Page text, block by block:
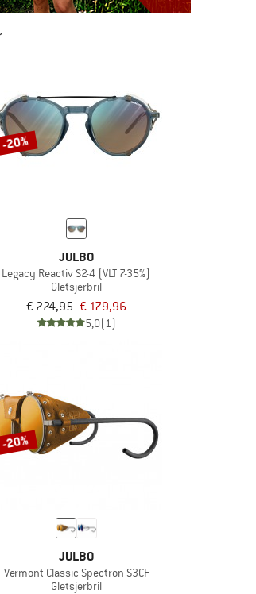
-20%
JULBO
Legacy Reactiv S2-4 (VLT 7-35%)
Gletsjerbril
€ 224,95 € 179,96
5,0(1)
-20%
JULBO
Vermont Classic Spectron S3CF
Gletsjerbril